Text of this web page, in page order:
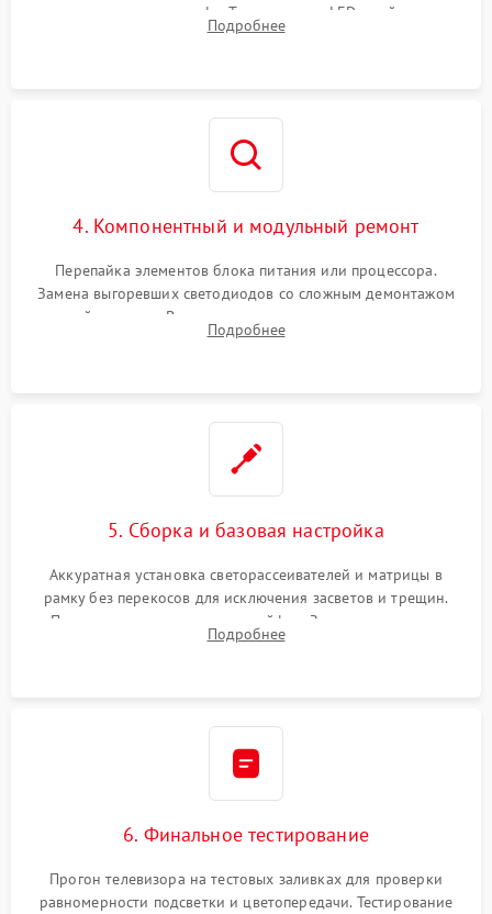
помощью осциллографа. Тестирование LED-драйвера и
светодиодных планок подсветки мультиметром.
Подробнее
4. Компонентный и модульный ремонт
Перепайка элементов блока питания или процессора.
Замена выгоревших светодиодов со сложным демонтажом
хрупкой матрицы. Восстановление поврежденных дорожек,
прошивка микросхем памяти EEPROM
Подробнее
5. Сборка и базовая настройка
Аккуратная установка светорассеивателей и матрицы в
рамку без перекосов для исключения засветов и трещин.
Подключение внутренних шлейфов. Закрытие корпуса.
Сброс настроек и обновление программного обеспечения.
Подробнее
6. Финальное тестирование
Прогон телевизора на тестовых заливках для проверки
равномерности подсветки и цветопередачи. Тестирование